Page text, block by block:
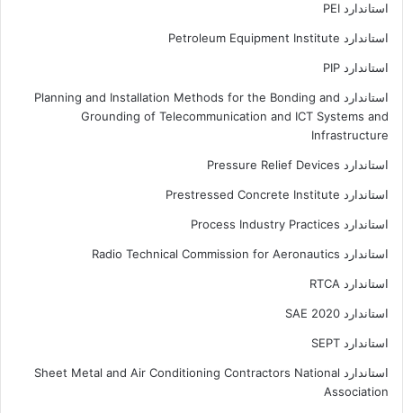
استاندارد PEI
استاندارد Petroleum Equipment Institute
استاندارد PIP
استاندارد Planning and Installation Methods for the Bonding and
Grounding of Telecommunication and ICT Systems and
Infrastructure
استاندارد Pressure Relief Devices
استاندارد Prestressed Concrete Institute
استاندارد Process Industry Practices
استاندارد Radio Technical Commission for Aeronautics
استاندارد RTCA
استاندارد SAE 2020
استاندارد SEPT
استاندارد Sheet Metal and Air Conditioning Contractors National
Association